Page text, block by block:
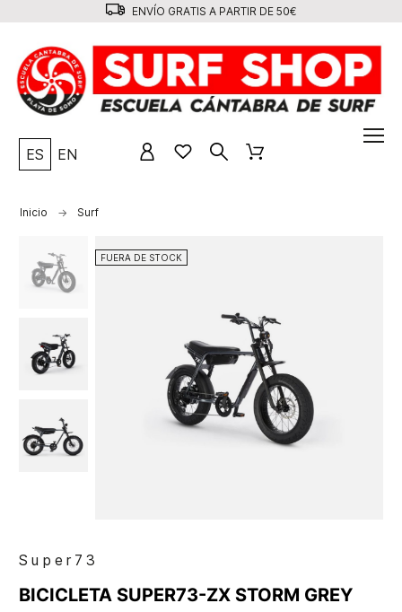
ENVÍO GRATIS A PARTIR DE 50€
ES EN
Inicio Surf
FUERA DE STOCK
Super73
BICICLETA SUPER73-ZX STORM GREY